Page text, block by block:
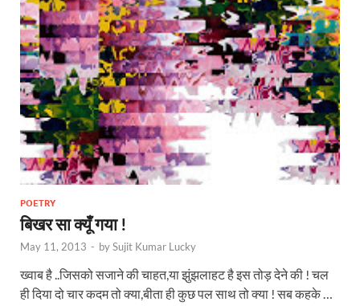
POETRY
बिखर सा क्यूँ गया !
May 11, 2013 - bySujit Kumar Lucky
ख्वाब है ..जिसको सजाने की चाहत,या झुंझलाहट है इस तोड़ देने की ! चल
ही दिया दो चार कदम तो क्या,बीता ही कुछ पल साथ तो क्या ! सब कहके …